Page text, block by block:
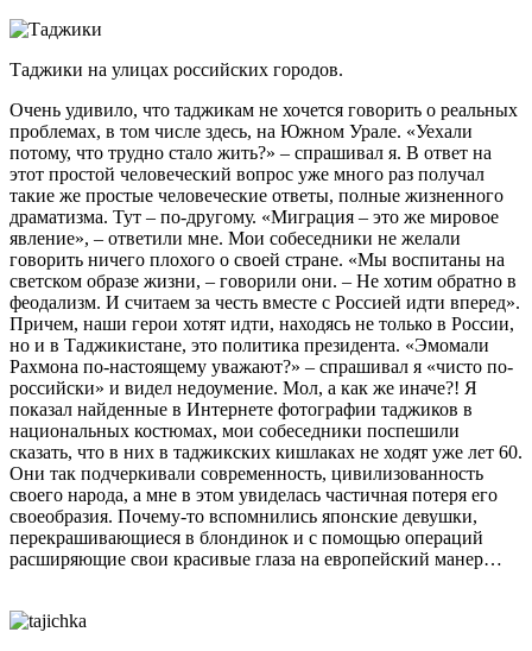
Таджики на улицах российских городов.
Очень удивило, что таджикам не хочется говорить о реальных
проблемах, в том числе здесь, на Южном Урале. «Уехали
потому, что трудно стало жить?» – спрашивал я. В ответ на
этот простой человеческий вопрос уже много раз получал
такие же простые человеческие ответы, полные жизненного
драматизма. Тут – по-другому. «Миграция – это же мировое
явление», – ответили мне. Мои собеседники не желали
говорить ничего плохого о своей стране. «Мы воспитаны на
светском образе жизни, – говорили они. – Не хотим обратно в
феодализм. И считаем за честь вместе с Россией идти вперед».
Причем, наши герои хотят идти, находясь не только в России,
но и в Таджикистане, это политика президента. «Эмомали
Рахмона по-настоящему уважают?» – спрашивал я «чисто по-
российски» и видел недоумение. Мол, а как же иначе?! Я
показал найденные в Интернете фотографии таджиков в
национальных костюмах, мои собеседники поспешили
сказать, что в них в таджикских кишлаках не ходят уже лет 60.
Они так подчеркивали современность, цивилизованность
своего народа, а мне в этом увиделась частичная потеря его
своеобразия. Почему-то вспомнились японские девушки,
перекрашивающиеся в блондинок и с помощью операций
расширяющие свои красивые глаза на европейский манер…